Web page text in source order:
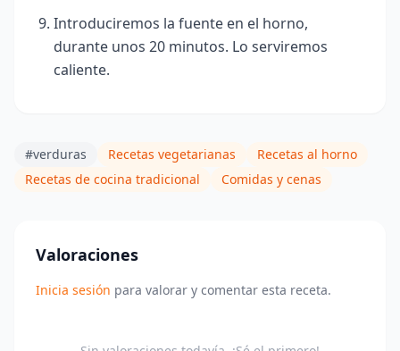
Introduciremos la fuente en el horno,
durante unos 20 minutos. Lo serviremos
caliente.
#verduras Recetas vegetarianas
Recetas al horno
Recetas de cocina tradicional
Comidas y cenas
Valoraciones
Inicia sesión para valorar y comentar esta receta.